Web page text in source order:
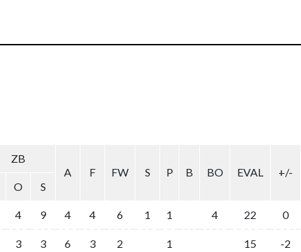
ZB
A
F FW S P B BO EVAL
+/-
O S
4 9 4 4 6 1 1 4 22 0
3 3 6 3 2 1 15 -2